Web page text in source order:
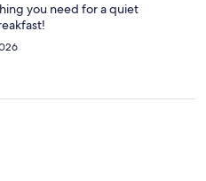
you need for a quiet